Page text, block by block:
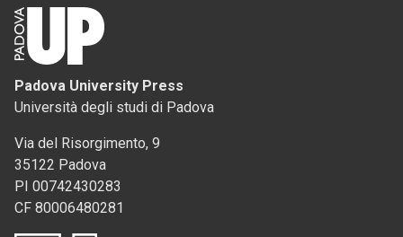
Padova University Press
Università degli studi di Padova
Via del Risorgimento, 9
35122 Padova
PI 00742430283
CF 80006480281